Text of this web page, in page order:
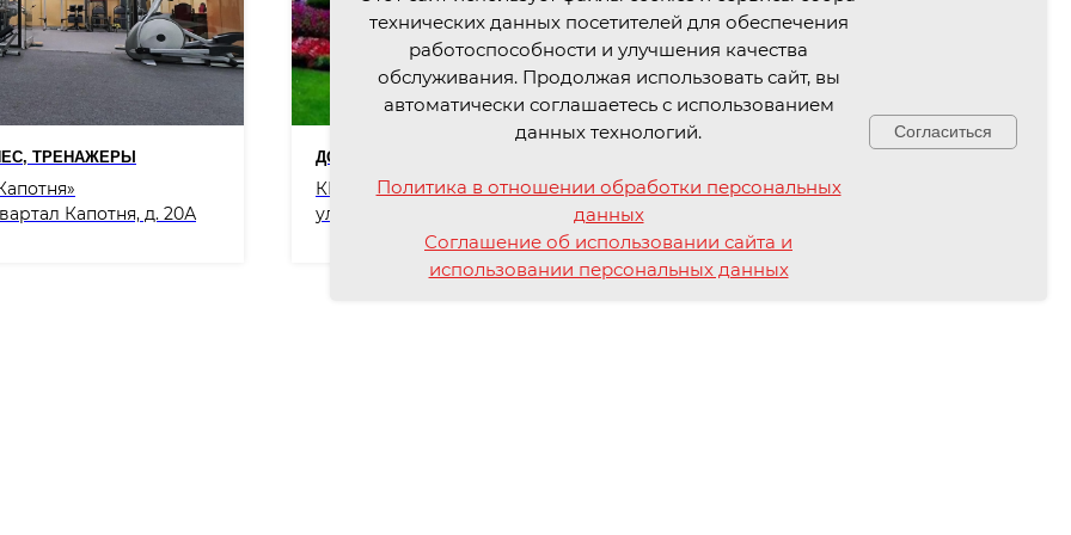
Свяжитесь с нами!
ТРЕНАЖЕРЫ
Капотня, д. 20А
ДОМОВОДСТВО
КЦ им. А.Н. Астахова
ул. Люблинская, д. 149
КЦ им. А.Н. Астахова
технических данных посетителей для обеспечения
работоспособности и улучшения качества
обслуживания. Продолжая использовать сайт, вы
автоматически соглашаетесь с использованием
данных технологий.
Политика в отношении обработки персональных
данных
Соглашение об использовании сайта и
использовании персональных данных
Согласиться